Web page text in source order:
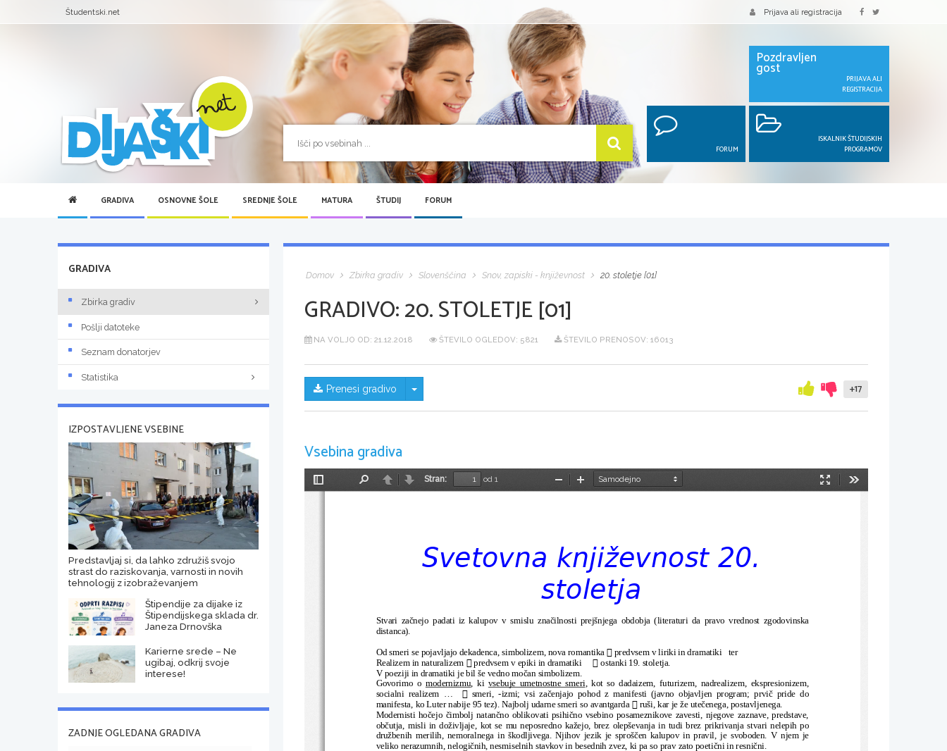
Študentski.net Prijava ali registracija
Pozdravljen
gost
PRIJAVA ALI
REGISTRACIJA
FORUM
ISKALNIK ŠTUDIJSKIH
PROGRAMOV
GRADIVA OSNOVNE ŠOLE SREDNJE ŠOLE MATURA ŠTUDIJ FORUM
Domov Zbirka gradiv Slovenščina Snov, zapiski - književnost 20. stoletje [01]
GRADIVO:20. STOLETJE [01]
NA VOLJO OD: 21.12.2018 ŠTEVILO OGLEDOV: 5821 ŠTEVILO PRENOSOV: 16013
Prenesi gradivo Skrij/prikaži meni +17
Vsebina gradiva
Preklopi
NazajNaprej
Stran:
od 1
Način
PomanjšajPovečaj
Svetovna književnost 20.
stoletja
Stvari začnejo padati iz kalupov v smislu značilnosti prejšnjega obdobja (literaturi da pravo vrednost zgodovinska
distanca).
Od smeri se pojavljajo dekadenca, simbolizem, nova romantika  predvsem v liriki in dramatiki   ter
Realizem in naturalizem  predvsem v epiki in dramatiki  ostanki 19. stoletja.
V poeziji in dramatiki je bil še vedno močan simbolizem.
Govorimo o modernizmu , ki vsebuje umetnostne smeri , kot so dadaizem, futurizem, nadrealizem, ekspresionizem,
socialni realizem ... 
  smeri, -izmi; vsi začenjajo pohod z manifesti (javno objavljen program; prvič pride do
manifesta, ko Luter nabije 95 tez). Najbolj udarne smeri so avantgarda  ruši, kar je že utečenega, postavljenega.
Modernisti hočejo čimbolj natančno oblikovati psihično vsebino posameznikove zavesti, njegove zaznave, predstave,
občutja, misli in doživljaje, kot se mu neposredno kažejo, brez olepševanja in tudi brez prikrivanja stvari nelepih po
družbenih merilih, nemoralnega in škodljivega. Njihov jezik je sproščen kalupov in pravil, je svoboden. V njem je
veliko nerazumnih, nelogičnih, nesmiselnih stavkov in besednih zvez, ki pa so prav zato poetični in resnični.
GRADIVA
Zbirka gradiv
Pošlji datoteke
Seznam donatorjev
Statistika
IZPOSTAVLJENE VSEBINE
Predstavljaj si, da lahko združiš svojo
strast do raziskovanja, varnosti in novih
tehnologij z izobraževanjem
Štipendije za dijake iz
Štipendijskega sklada dr.
Janeza Drnovška
Karierne srede – Ne
ugibaj, odkrij svoje
interese!
ZADNJE OGLEDANA GRADIVA